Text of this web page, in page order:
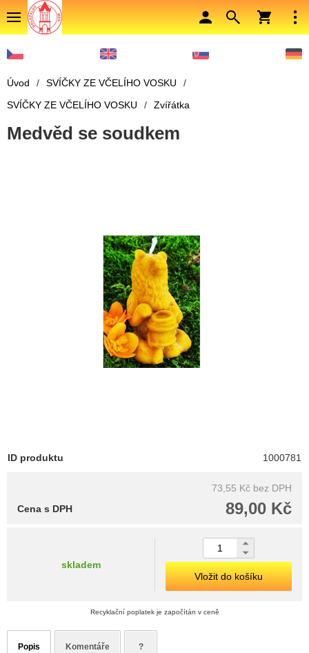
Úvod / SVÍČKY ZE VČELÍHO VOSKU
/
SVÍČKY ZE VČELÍHO VOSKU
/ Zvířátka
Medvěd se soudkem
ID produktu 1000781
73,55 Kč bez DPH
89,00 Kč
Cena s DPH
skladem
Vložit do košíku
Recyklační poplatek je započítán v ceně
Popis Komentáře ?